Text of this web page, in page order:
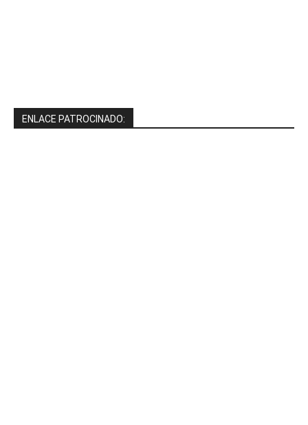
ENLACE PATROCINADO: